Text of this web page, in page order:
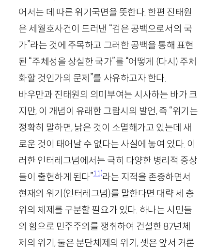
어서는 데 따른 위기국면을 뜻한다. 한편 진태원
은 세월호사건이 드러낸 “검은 공백으로서의 국
가”라는 것에 주목하고 그러한 공백을 통해 표현
된 “주체성을 상실한 국가”를 “어떻게 (다시) 주체
화할 것인가의 문제”를 사유하고자 한다.
바우만과 진태원의 의미부여는 시사하는 바가 크
지만, 이 개념이 유래한 그람시의 발언, 즉 “위기는
정확히 말하면, 낡은 것이 소멸해가고 있는데 새
로운 것이 태어날 수 없다는 사실에 놓여 있다. 이
러한 인터레그넘에서는 극히 다양한 병리적 증상
들이 출현하게 된다”11)라는 지적을 존중하면서
현재의 위기(인터레그넘)를 말한다면 대략 세 층
위의 체제를 구분할 필요가 있다. 하나는 시민들
의 힘으로 민주주의를 쟁취하여 건설한 87년체
제의 위기, 둘은 분단체제의 위기, 셋은 앞서 거론